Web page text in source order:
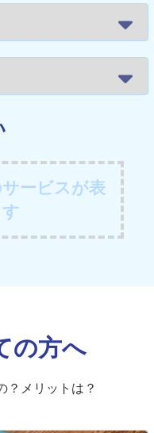
ービスが表
の方へ
？メリットは？